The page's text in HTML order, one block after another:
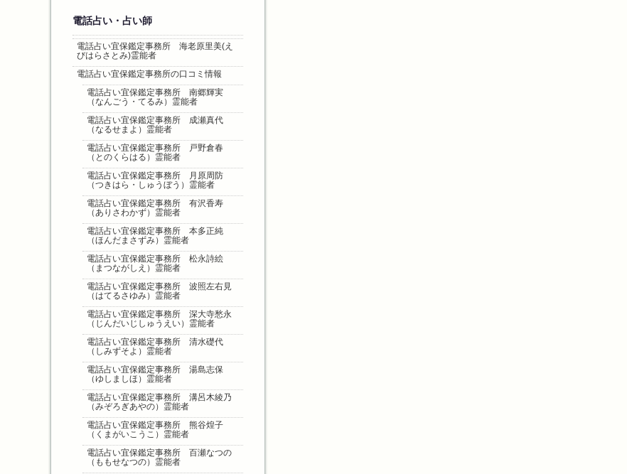
電話占い・占い師
電話占い宜保鑑定事務所 海老原里美(え
びはらさとみ)霊能者
電話占い宜保鑑定事務所の口コミ情報
電話占い宜保鑑定事務所 南郷輝実
（なんごう・てるみ）霊能者
電話占い宜保鑑定事務所 成瀬真代
（なるせまよ）霊能者
電話占い宜保鑑定事務所 戸野倉春
（とのくらはる）霊能者
電話占い宜保鑑定事務所 月原周防
（つきはら・しゅうぼう）霊能者
電話占い宜保鑑定事務所 有沢香寿
（ありさわかず）霊能者
電話占い宜保鑑定事務所 本多正純
（ほんだまさずみ）霊能者
電話占い宜保鑑定事務所 松永詩絵
（まつながしえ）霊能者
電話占い宜保鑑定事務所 波照左右見
（はてるさゆみ）霊能者
電話占い宜保鑑定事務所 深大寺愁永
（じんだいじしゅうえい）霊能者
電話占い宜保鑑定事務所 清水礎代
（しみずそよ）霊能者
電話占い宜保鑑定事務所 湯島志保
（ゆしましほ）霊能者
電話占い宜保鑑定事務所 溝呂木綾乃
（みぞろぎあやの）霊能者
電話占い宜保鑑定事務所 熊谷煌子
（くまがいこうこ）霊能者
電話占い宜保鑑定事務所 百瀬なつの
（ももせなつの）霊能者